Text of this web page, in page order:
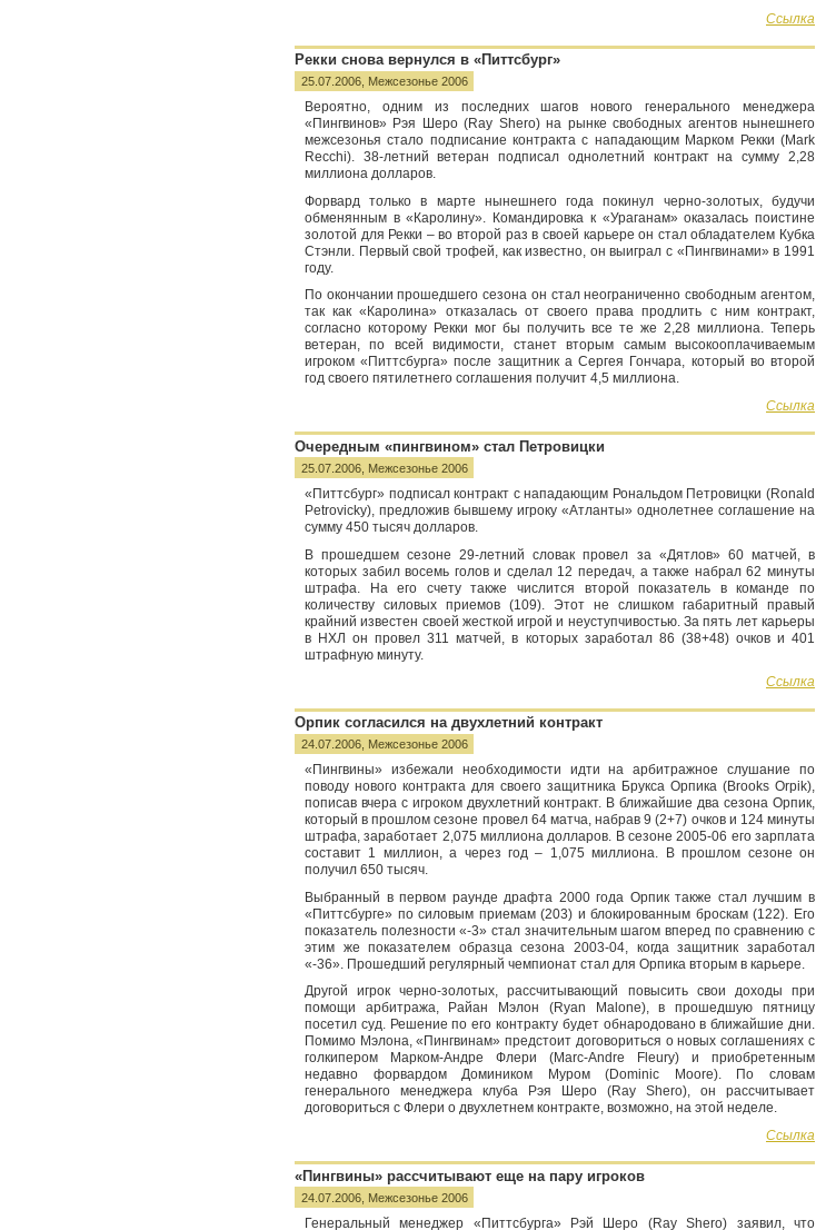
Ссылка
Рекки снова вернулся в «Питтсбург»
25.07.2006, Межсезонье 2006
Вероятно, одним из последних шагов нового генерального менеджера
«Пингвинов» Рэя Шеро (Ray Shero) на рынке свободных агентов нынешнего
межсезонья стало подписание контракта с нападающим Марком Рекки (Mark
Recchi). 38-летний ветеран подписал однолетний контракт на сумму 2,28
миллиона долларов.
Форвард только в марте нынешнего года покинул черно-золотых, будучи
обменянным в «Каролину». Командировка к «Ураганам» оказалась поистине
золотой для Рекки – во второй раз в своей карьере он стал обладателем Кубка
Стэнли. Первый свой трофей, как известно, он выиграл с «Пингвинами» в 1991
году.
По окончании прошедшего сезона он стал неограниченно свободным агентом,
так как «Каролина» отказалась от своего права продлить с ним контракт,
согласно которому Рекки мог бы получить все те же 2,28 миллиона. Теперь
ветеран, по всей видимости, станет вторым самым высокооплачиваемым
игроком «Питтсбурга» после защитник а Сергея Гончара, который во второй
год своего пятилетнего соглашения получит 4,5 миллиона.
Ссылка
Очередным «пингвином» стал Петровицки
25.07.2006, Межсезонье 2006
«Питтсбург» подписал контракт с нападающим Рональдом Петровицки (Ronald
Petrovicky), предложив бывшему игроку «Атланты» однолетнее соглашение на
сумму 450 тысяч долларов.
В прошедшем сезоне 29-летний словак провел за «Дятлов» 60 матчей, в
которых забил восемь голов и сделал 12 передач, а также набрал 62 минуты
штрафа. На его счету также числится второй показатель в команде по
количеству силовых приемов (109). Этот не слишком габаритный правый
крайний известен своей жесткой игрой и неуступчивостью. За пять лет карьеры
в НХЛ он провел 311 матчей, в которых заработал 86 (38+48) очков и 401
штрафную минуту.
Ссылка
Орпик согласился на двухлетний контракт
24.07.2006, Межсезонье 2006
«Пингвины» избежали необходимости идти на арбитражное слушание по
поводу нового контракта для своего защитника Брукса Орпика (Brooks Orpik),
пописав вчера с игроком двухлетний контракт. В ближайшие два сезона Орпик,
который в прошлом сезоне провел 64 матча, набрав 9 (2+7) очков и 124 минуты
штрафа, заработает 2,075 миллиона долларов. В сезоне 2005-06 его зарплата
составит 1 миллион, а через год – 1,075 миллиона. В прошлом сезоне он
получил 650 тысяч.
Выбранный в первом раунде драфта 2000 года Орпик также стал лучшим в
«Питтсбурге» по силовым приемам (203) и блокированным броскам (122). Его
показатель полезности «-3» стал значительным шагом вперед по сравнению с
этим же показателем образца сезона 2003-04, когда защитник заработал
«-36». Прошедший регулярный чемпионат стал для Орпика вторым в карьере.
Другой игрок черно-золотых, рассчитывающий повысить свои доходы при
помощи арбитража, Райан Мэлон (Ryan Malone), в прошедшую пятницу
посетил суд. Решение по его контракту будет обнародовано в ближайшие дни.
Помимо Мэлона, «Пингвинам» предстоит договориться о новых соглашениях с
голкипером Марком-Андре Флери (Marc-Andre Fleury) и приобретенным
недавно форвардом Домиником Муром (Dominic Moore). По словам
генерального менеджера клуба Рэя Шеро (Ray Shero), он рассчитывает
договориться с Флери о двухлетнем контракте, возможно, на этой неделе.
Ссылка
«Пингвины» рассчитывают еще на пару игроков
24.07.2006, Межсезонье 2006
Генеральный менеджер «Питтсбурга» Рэй Шеро (Ray Shero) заявил, что